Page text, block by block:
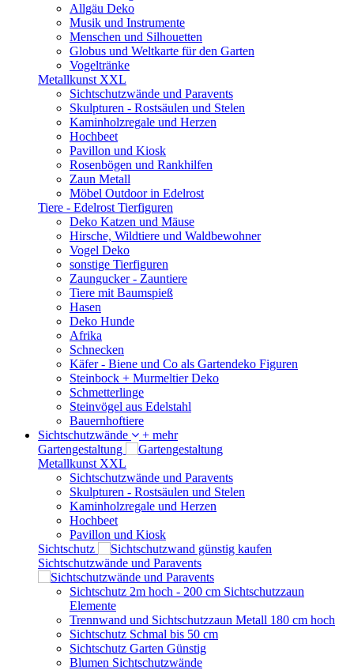
Allgäu Deko
Musik und Instrumente
Menschen und Silhouetten
Globus und Weltkarte für den Garten
Vogeltränke
Metallkunst XXL
Sichtschutzwände und Paravents
Skulpturen - Rostsäulen und Stelen
Kaminholzregale und Herzen
Hochbeet
Pavillon und Kiosk
Rosenbögen und Rankhilfen
Zaun Metall
Möbel Outdoor in Edelrost
Tiere - Edelrost Tierfiguren
Deko Katzen und Mäuse
Hirsche, Wildtiere und Waldbewohner
Vogel Deko
sonstige Tierfiguren
Zaungucker - Zauntiere
Tiere mit Baumspieß
Hasen
Deko Hunde
Afrika
Schnecken
Käfer - Biene und Co als Gartendeko Figuren
Steinbock + Murmeltier Deko
Schmetterlinge
Steinvögel aus Edelstahl
Bauernhoftiere
Sichtschutzwände
+ mehr
Gartengestaltung
Metallkunst XXL
Sichtschutzwände und Paravents
Skulpturen - Rostsäulen und Stelen
Kaminholzregale und Herzen
Hochbeet
Pavillon und Kiosk
Sichtschutz
Sichtschutzwände und Paravents
Sichtschutz 2m hoch - 200 cm Sichtschutzzaun
Elemente
Trennwand und Sichtschutzzaun Metall 180 cm hoch
Sichtschutz Schmal bis 50 cm
Sichtschutz Garten Günstig
Blumen Sichtschutzwände